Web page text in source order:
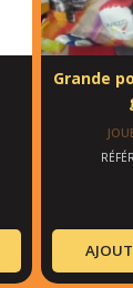
Grande